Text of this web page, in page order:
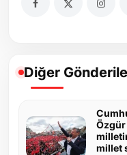
Diğer
Özgür
millet